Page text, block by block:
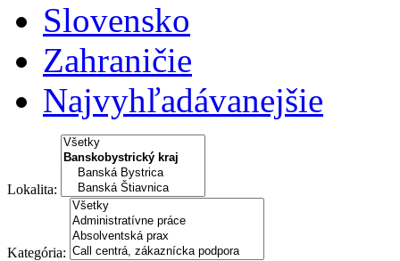
Slovensko
Zahraničie
Najvyhľadávanejšie
Lokalita:
Kategória: